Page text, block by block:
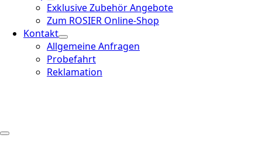
Exklusive Zubehör Angebote
Zum ROSIER Online-Shop
Kontakt
Allgemeine Anfragen
Probefahrt
Reklamation